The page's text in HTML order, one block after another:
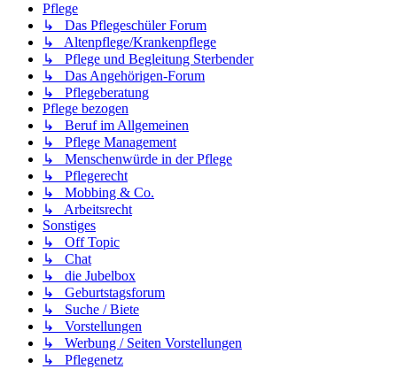
Pflege
↳ Das Pflegeschüler Forum
↳ Altenpflege/Krankenpflege
↳ Pflege und Begleitung Sterbender
↳ Das Angehörigen-Forum
↳ Pflegeberatung
Pflege bezogen
↳ Beruf im Allgemeinen
↳ Pflege Management
↳ Menschenwürde in der Pflege
↳ Pflegerecht
↳ Mobbing & Co.
↳ Arbeitsrecht
Sonstiges
↳ Off Topic
↳ Chat
↳ die Jubelbox
↳ Geburtstagsforum
↳ Suche / Biete
↳ Vorstellungen
↳ Werbung / Seiten Vorstellungen
↳ Pflegenetz